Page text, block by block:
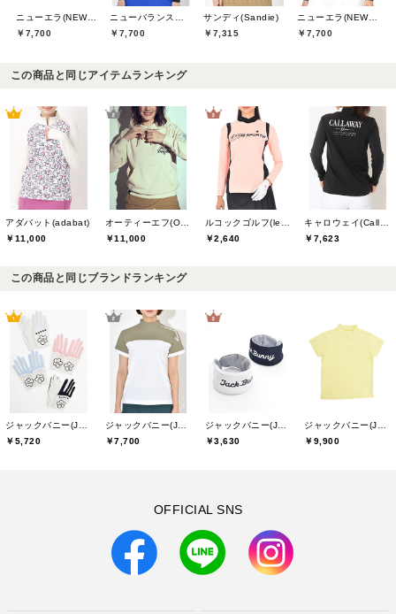
ニューエラ(NEW ERA)
￥7,700
￥7,700
サンディ(Sandie)
￥7,315
ニューエラ(NEW ERA)
￥7,700
この商品と同じアイテムランキング
アダバット(adabat)
￥11,000
￥11,000
￥2,640
￥7,623
この商品と同じブランドランキング
ジャックバニー(Jack Bunny)
￥5,720
ジャックバニー(Jack Bunny)
￥7,700
ジャックバニー(Jack Bunny)
￥3,630
ジャックバニー(Jack Bunny)
￥9,900
OFFICIAL SNS